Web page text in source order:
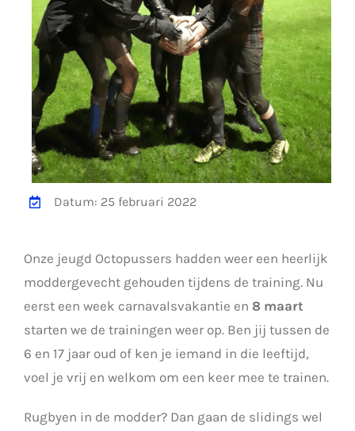
Datum: 25 februari 2022
Onze jeugd Octopussers hadden weer een heerlijk
moddergevecht gehouden tijdens de training. Nu
eerst een week carnavalsvakantie en 8 maart
starten we de trainingen weer op. Ben jij tussen de
6 en 17 jaar oud of ken je iemand in die leeftijd,
voel je vrij en welkom om een keer mee te trainen.
Rugbyen in de modder? Dan gaan de slidings wel